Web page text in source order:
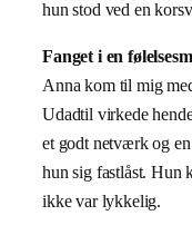
hun stod ved en
Fanget i en
Anna kom til mig
Udadtil virkede
et godt netværk og
hun sig fastlåst. Hun
ikke var lykkelig.